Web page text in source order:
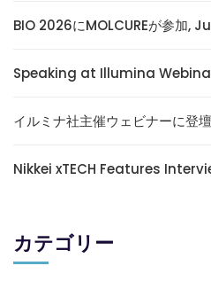
BIO 2026にMOLCUREが参加,
Speaking at Illumina
イルミナ社主催ウェビナーに登
Nikkei xTECH Features
カテゴリー